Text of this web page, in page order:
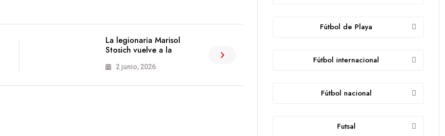
La legionaria Marisol
Stosich vuelve a la
2 junio, 2026
Fútbol de Playa
Fútbol internacional
Fútbol nacional
Futsal